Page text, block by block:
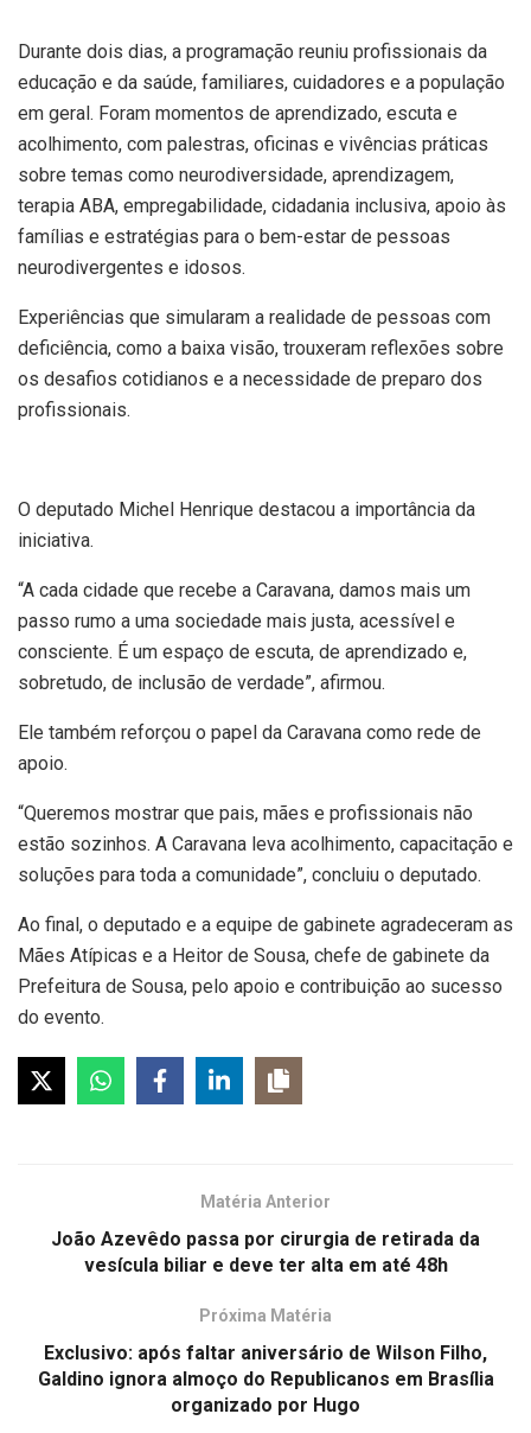
Durante dois dias, a programação reuniu profissionais da
educação e da saúde, familiares, cuidadores e a população
em geral. Foram momentos de aprendizado, escuta e
acolhimento, com palestras, oficinas e vivências práticas
sobre temas como neurodiversidade, aprendizagem,
terapia ABA, empregabilidade, cidadania inclusiva, apoio às
famílias e estratégias para o bem-estar de pessoas
neurodivergentes e idosos.
Experiências que simularam a realidade de pessoas com
deficiência, como a baixa visão, trouxeram reflexões sobre
os desafios cotidianos e a necessidade de preparo dos
profissionais.
O deputado Michel Henrique destacou a importância da
iniciativa.
“A cada cidade que recebe a Caravana, damos mais um
passo rumo a uma sociedade mais justa, acessível e
consciente. É um espaço de escuta, de aprendizado e,
sobretudo, de inclusão de verdade”, afirmou.
Ele também reforçou o papel da Caravana como rede de
apoio.
“Queremos mostrar que pais, mães e profissionais não
estão sozinhos. A Caravana leva acolhimento, capacitação e
soluções para toda a comunidade”, concluiu o deputado.
Ao final, o deputado e a equipe de gabinete agradeceram as
Mães Atípicas e a Heitor de Sousa, chefe de gabinete da
Prefeitura de Sousa, pelo apoio e contribuição ao sucesso
do evento.
Matéria Anterior
João Azevêdo passa por cirurgia de retirada da
vesícula biliar e deve ter alta em até 48h
Próxima Matéria
Exclusivo: após faltar aniversário de Wilson Filho,
Galdino ignora almoço do Republicanos em Brasília
organizado por Hugo